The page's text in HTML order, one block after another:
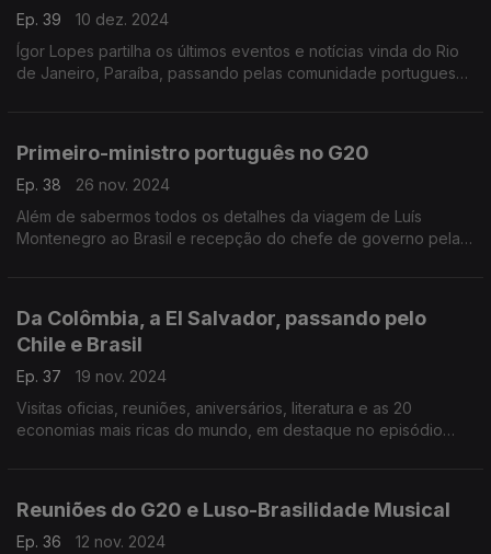
Ep. 39
10 dez. 2024
Ígor Lopes partilha os últimos eventos e notícias vinda do Rio
de Janeiro, Paraíba, passando pelas comunidade portuguesas
Primeiro-ministro português no G20
Ep. 38
26 nov. 2024
Além de sabermos todos os detalhes da viagem de Luís
Montenegro ao Brasil e recepção do chefe de governo pela
Da Colômbia, a El Salvador, passando pelo
Chile e Brasil
Ep. 37
19 nov. 2024
Visitas oficias, reuniões, aniversários, literatura e as 20
economias mais ricas do mundo, em destaque no episódio
Reuniões do G20 e Luso-Brasilidade Musical
Ep. 36 12 nov. 2024